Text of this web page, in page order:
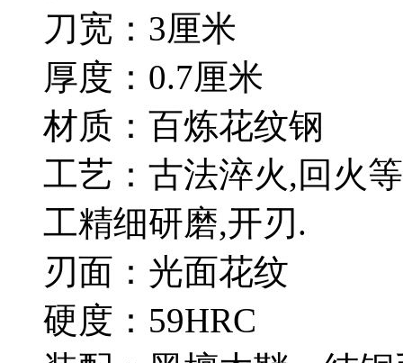
刀宽：3厘米
厚度：0.7厘米
材质：百炼花纹钢
工艺：古法淬火,回火
工精细研磨,开刃.
刃面：光面花纹
硬度：59HRC